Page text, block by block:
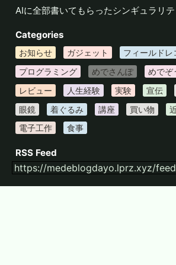
AIに全部書いてもらったシンギュラリ
Categories
お知らせ ガジェット
フィールドレ
プログラミング
めでさんぽ めでぞ
レビュー
人生経験 実験 宣伝
眼鏡
着ぐるみ 講座 買い物
電子工作
食事
RSS Feed
https://medeblogdayo.lprz.xyz/feed